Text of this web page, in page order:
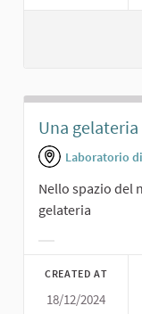
Una
Laboratorio
Nello spazio del
gelateria
CREATED AT
18/12/2024